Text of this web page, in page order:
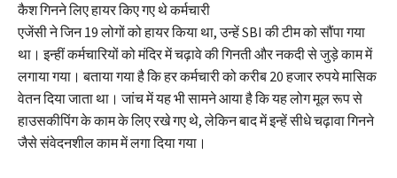
कैश गिनने लिए हायर किए गए थे कर्मचारी
एजेंसी ने जिन 19 लोगों को हायर किया था, उन्हें SBI की टीम को सौंपा गया
था। इन्हीं कर्मचारियों को मंदिर में चढ़ावे की गिनती और नकदी से जुड़े काम में
लगाया गया। बताया गया है कि हर कर्मचारी को करीब 20 हजार रुपये मासिक
वेतन दिया जाता था। जांच में यह भी सामने आया है कि यह लोग मूल रूप से
हाउसकीपिंग के काम के लिए रखे गए थे, लेकिन बाद में इन्हें सीधे चढ़ावा गिनने
जैसे संवेदनशील काम में लगा दिया गया।